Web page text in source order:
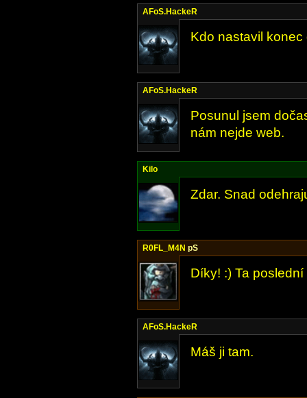
AFoS.HackeR
Kdo nastavil
AFoS.HackeR
Posunul jsem
nám nejde web.
Kilo
Zdar. Snad
R0FL_M4N pS
Díky! :) Ta
AFoS.HackeR
Máš ji tam.